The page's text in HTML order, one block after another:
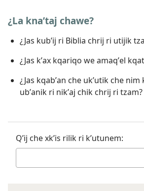
¿La knaʼtaj chawe?
¿Jas kubʼij ri Biblia chrij ri utijik
¿Jas kʼax kqariqo we amaqʼel
¿Jas kqabʼan che ukʼutik che
ubʼanik ri nikʼaj chik chrij ri tzam?
Qʼij che xkʼis rilik ri kʼutunem: